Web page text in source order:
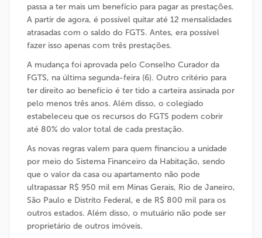
passa a ter mais um benefício para pagar as prestações.
A partir de agora, é possí­vel quitar até 12 mensalidades
atrasadas com o saldo do FGTS. Antes, era possível
fazer isso apenas com três prestações.
A mudança foi aprovada pelo Conselho Curador da
FGTS, na última segunda-feira (6). Outro critério para
ter direito ao benefí­cio é ter tido a carteira assinada por
pelo menos três anos. Além disso, o colegiado
estabeleceu que os recursos do FGTS podem cobrir
até 80% do valor total de cada prestação.
As novas regras valem para quem financiou a unidade
por meio do Sistema Financeiro da Habitação, sendo
que o valor da casa ou apartamento não pode
ultrapassar R$ 950 mil em Minas Gerais, Rio de Janeiro,
São Paulo e Distrito Federal, e de R$ 800 mil para os
outros estados. Além disso, o mutuário não pode ser
proprietário de outros imóveis.